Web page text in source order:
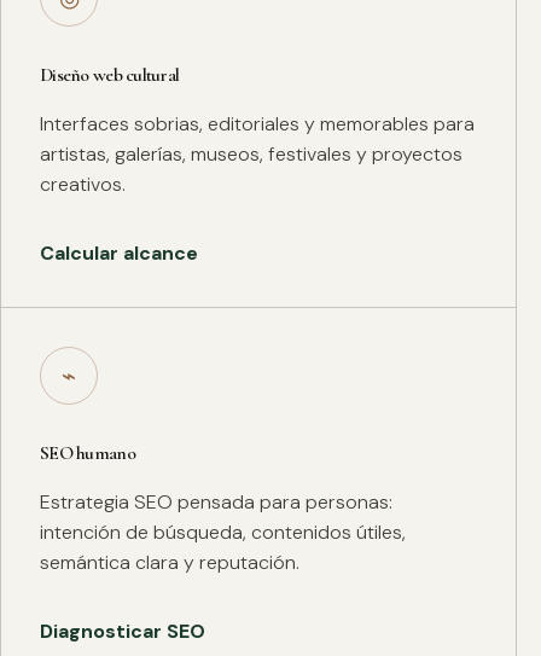
Diseño web cultural
Interfaces sobrias, editoriales y memorables para
artistas, galerías, museos, festivales y proyectos
creativos.
Calcular alcance
⌁
SEO humano
Estrategia SEO pensada para personas:
intención de búsqueda, contenidos útiles,
semántica clara y reputación.
Diagnosticar SEO